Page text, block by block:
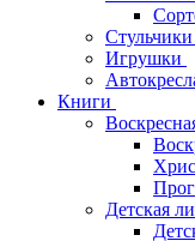
Игрушки
Книги
Детская